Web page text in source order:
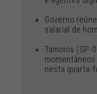
Governo
salarial de
Tamoios (SP-
nesta quarta-